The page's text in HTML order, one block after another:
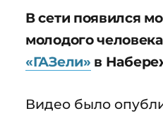
В сети появился
молодого человека
«ГАЗели» в
Видео было